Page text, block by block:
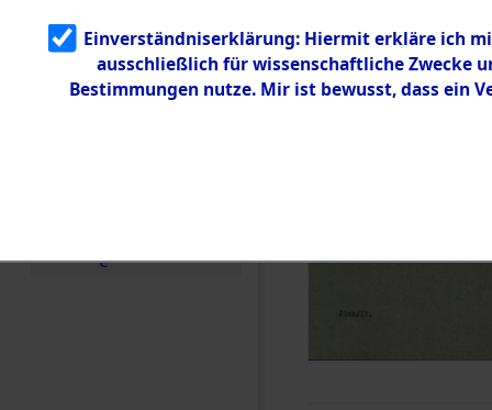
g
5.3.3
Todesmärsch
e
Einverständniserklärung: Hiermit erkläre ich
ausschließlich für wissenschaftliche Zwecke
Bestimmungen nutze. Mir ist bewusst, dass ein